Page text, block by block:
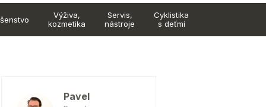
Výživa,
kozmetika
Servis,
nástroje
Cyklistika
s deťmi
Pavel